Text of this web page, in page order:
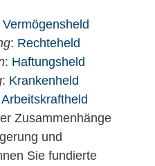
Vermögensheld
: Rechteheld
: Haftungsheld
: Krankenheld
Arbeitskraftheld
Zusammenhänge
und
Sie fundierte